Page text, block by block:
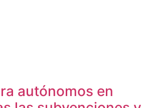
autónomos en